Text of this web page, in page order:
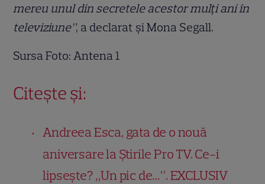
mereu unul din secretele acestor mulți ani în
televiziune”, a declarat și Mona Segall.
Sursa Foto: Antena 1
Citește și:
Andreea Esca, gata de o nouă
aniversare la Știrile Pro TV. Ce-i
lipsește? „Un pic de…”. EXCLUSIV